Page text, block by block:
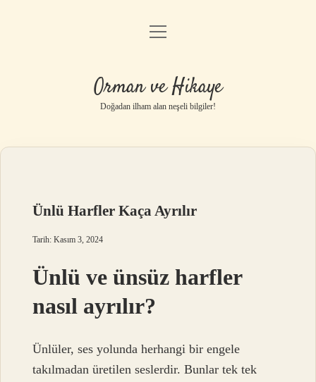
Anasayfa
Yasal Uyarı
menüyü
Orman ve Hikaye
Doğadan ilham alan neşeli bilgiler!
Ünlü Harfler Kaça Ayrılır
Tarih: Kasım 3, 2024
Ünlü ve ünsüz harfler
nasıl ayrılır?
Ünlüler, ses yolunda herhangi bir engele
takılmadan üretilen seslerdir. Bunlar tek tek